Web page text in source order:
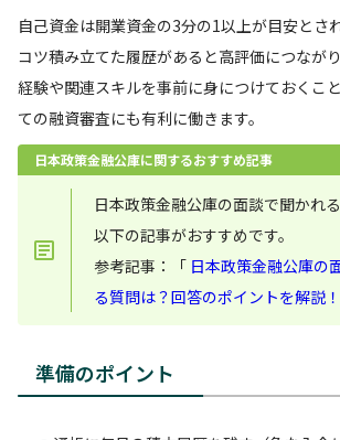
自己資金は開業資金の3分の1以上が目安とさ
コツ積み立てた履歴があると高評価につなが
経験や関連スキルを事前に身につけておくこ
ての融資審査にも有利に働きます。
日本政策金融公庫に関するおすすめ記事
日本政策金融公庫の面談で聞かれ
以下の記事がおすすめです。
参考記事：「 日本政策金融公庫の
る質問は？回答のポイントを解説！
準備のポイント